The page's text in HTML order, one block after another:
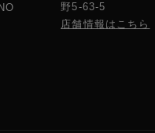
野5-63-5
店舗情報はこちら